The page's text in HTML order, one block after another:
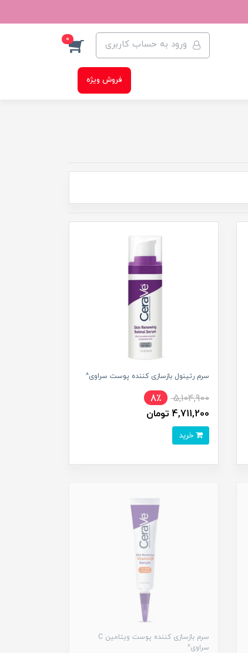
ورود به حساب کاربری 0
فروش ویژه
سرم رتینول بازسازی کننده پوست سراوی^
5,104,900
8٪
4,711,200 تومان
خرید
سرم بازسازی کننده پوست ویتامین C
سراوی^